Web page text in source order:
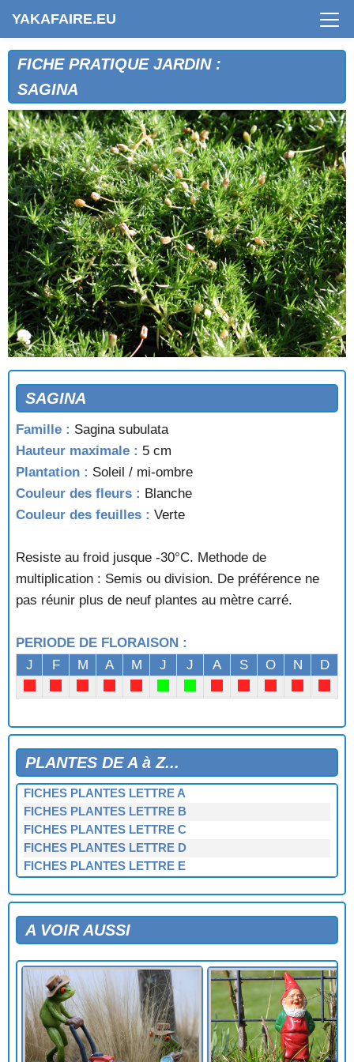
YAKAFAIRE.EU
FICHE PRATIQUE JARDIN :
SAGINA
SAGINA
Famille : Sagina subulata
Hauteur maximale : 5 cm
Plantation : Soleil / mi-ombre
Couleur des fleurs : Blanche
Couleur des feuilles : Verte
Resiste au froid jusque -30°C. Methode de
multiplication : Semis ou division. De préférence ne
pas réunir plus de neuf plantes au mètre carré.
PERIODE DE FLORAISON :
J
F M A M J J A S O N D
PLANTES DE A à Z...
FICHES PLANTES LETTRE A
FICHES PLANTES LETTRE B
FICHES PLANTES LETTRE C
FICHES PLANTES LETTRE D
FICHES PLANTES LETTRE E
FICHES PLANTES LETTRE G
FICHES PLANTES LETTRE H
FICHES PLANTES LETTRE I
FICHES PLANTES LETTRE K
FICHES PLANTES LETTRE L
FICHES PLANTES LETTRE M
FICHES PLANTES LETTRE N
FICHES PLANTES LETTRE O
A VOIR AUSSI